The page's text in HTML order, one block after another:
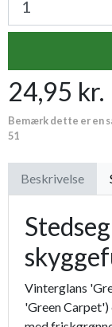
24,95 kr.
Bemærk dette er en
51
Beskrivelse
Vinterglans
'Green